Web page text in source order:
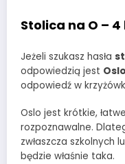
Stolica na O –
Jeżeli szukasz hasła
odpowiedzią jest Oslo
odpowiedź w
Oslo jest krótkie,
rozpoznawalne.
zwłaszcza szkolnych
będzie właśnie taka.